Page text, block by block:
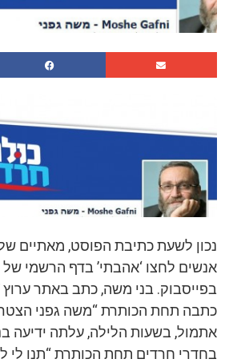
נכון לשעת כתיבת הפוסט, מאתיים
אנשים לחצו ‘אהבתי’ בדף הרשמי של
כתבה תחת הכותרת “משה גפני
אתמול, בשעות הלילה, עלתה ידיעה
בחדרי חרדים תחת הכותרת “תנו לי